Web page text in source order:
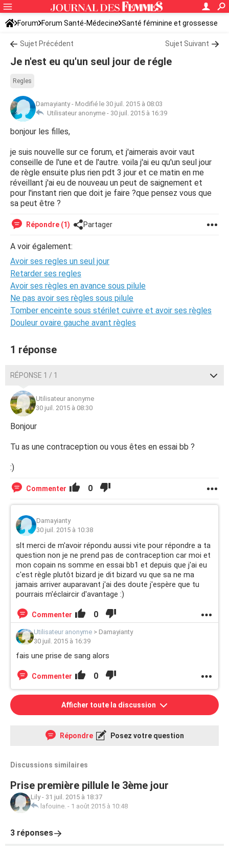
Forum Forum Santé-Médecine Santé féminine et grossesse
Sujet Précédent Sujet Suivant
Je n'est eu qu'un seul jour de régle
Regles
Damayianty- Modifié le 30 juil. 2015 à 08:03
Utilisateur anonyme - 30 juil. 2015 à 16:39
bonjour les filles,
je suis nouvelle sur ce forum, et j'aimerais avoir vaut
conseille de l'une et de l'autre. voila j'ai eu qu'un seul jour
de règle ensuite plus rien pdt 3 jour et ce matin en me
réveillant j'ai eu de nouveau un peut de saignement et
pour l'instant rien que doit je faire ?que pensez vous que
sa peut être ?
Répondre (1) Partager
A voir également:
Avoir ses regles un seul jour
Retarder ses regles
Avoir ses règles en avance sous pilule
Ne pas avoir ses règles sous pilule
Tomber enceinte sous stérilet cuivre et avoir ses règles
Douleur ovaire gauche avant règles
1 réponse
RÉPONSE 1 / 1
Utilisateur anonyme
30 juil. 2015 à 08:30
Bonjour
Tu as une contraception ou vous êtes en essai bb ?
:)
Commenter 0
Damayianty
30 juil. 2015 à 10:38
slt merci de m'avoir répondu aussi vite pour répondre a ta
question non je ne prend pas de contraception car moi et
mon copain ns somme en essai bb1 et depuis que j'ai eu
c'est règle plutôt bizard je dit bizard vu que sa ne ma
jamais arriver auparavant j'ai des doute j'espère que tu
pourrais m'éclaircir d'avantage :)
Commenter 0
Utilisateur anonyme > Damayianty
30 juil. 2015 à 16:39
fais une prise de sang alors
Commenter 0
Afficher toute la discussion
Répondre Posez votre question
Discussions similaires
Prise première pillule le 3ème jour
Lily- 31 juil. 2015 à 18:37
lafouine. - 1 août 2015 à 10:48
3 réponses